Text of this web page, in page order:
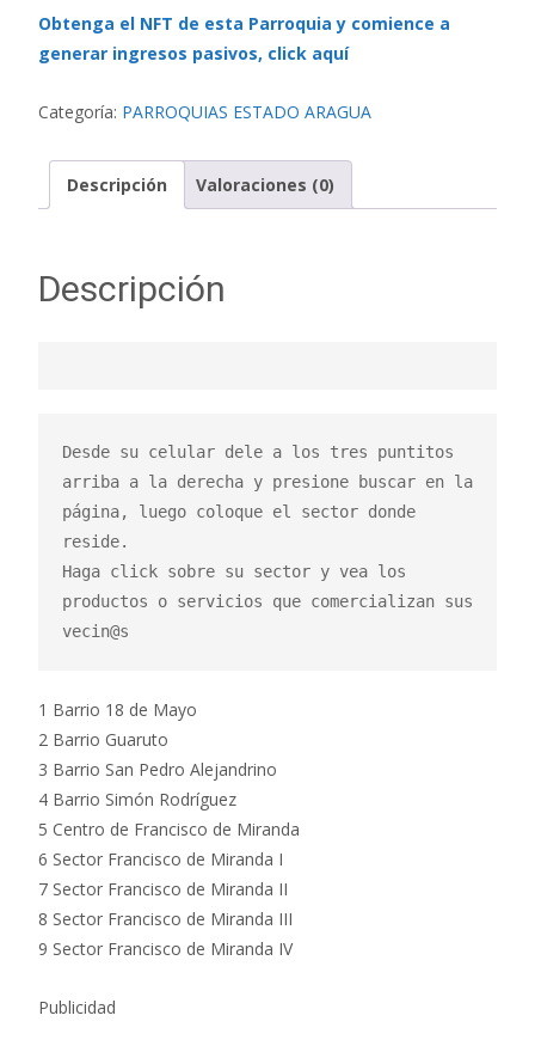
Obtenga el NFT de esta Parroquia y comience a
generar ingresos pasivos, click aquí
Categoría: PARROQUIAS ESTADO ARAGUA
Descripción Valoraciones (0)
Descripción
Desde su celular dele a los tres puntitos
arriba a la derecha y presione buscar en la
página, luego coloque el sector donde
reside.
Haga click sobre su sector y vea los
productos o servicios que comercializan sus
vecin@s
1 Barrio 18 de Mayo
2 Barrio Guaruto
3 Barrio San Pedro Alejandrino
4 Barrio Simón Rodríguez
5 Centro de Francisco de Miranda
6 Sector Francisco de Miranda I
7 Sector Francisco de Miranda II
8 Sector Francisco de Miranda III
9 Sector Francisco de Miranda IV
Publicidad